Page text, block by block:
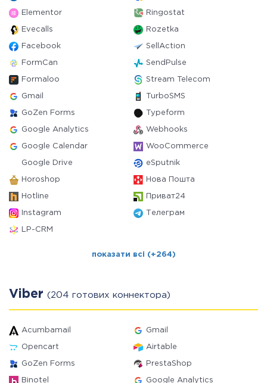
Elementor Ringostat
Evecalls Rozetka
Facebook SellAction
FormCan SendPulse
Formaloo Stream Telecom
Gmail TurboSMS
GoZen Forms Typeform
Google Analytics Webhooks
Google Calendar WooCommerce
Google Drive eSputnik
Horoshop Нова Пошта
Hotline Приват24
Instagram Телеграм
LP-CRM
показати всі (+264)
Viber (204 готових коннектора)
Acumbamail Gmail
Opencart Airtable
GoZen Forms PrestaShop
Binotel Google Analytics